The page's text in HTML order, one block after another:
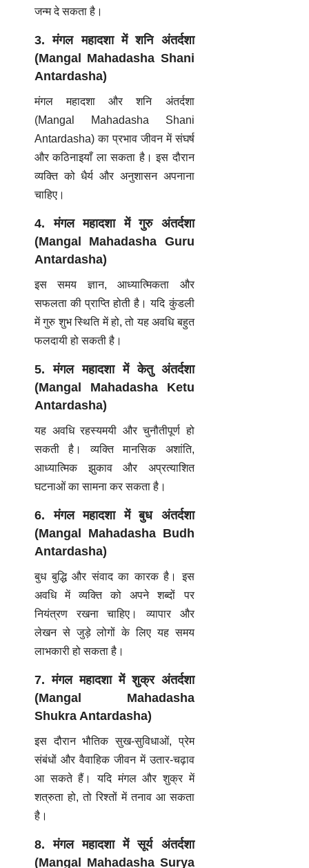
जन्म दे सकता है।
3. मंगल महादशा में शनि अंतर्दशा
(Mangal Mahadasha Shani
Antardasha)
मंगल महादशा और शनि अंतर्दशा
(Mangal Mahadasha Shani
Antardasha) का प्रभाव जीवन में संघर्ष
और कठिनाइयाँ ला सकता है। इस दौरान
व्यक्ति को धैर्य और अनुशासन अपनाना
चाहिए।
4. मंगल महादशा में गुरु अंतर्दशा
(Mangal Mahadasha Guru
Antardasha)
इस समय ज्ञान, आध्यात्मिकता और
सफलता की प्राप्ति होती है। यदि कुंडली
में गुरु शुभ स्थिति में हो, तो यह अवधि बहुत
फलदायी हो सकती है।
5. मंगल महादशा में केतु अंतर्दशा
(Mangal Mahadasha Ketu
Antardasha)
यह अवधि रहस्यमयी और चुनौतीपूर्ण हो
सकती है। व्यक्ति मानसिक अशांति,
आध्यात्मिक झुकाव और अप्रत्याशित
घटनाओं का सामना कर सकता है।
6. मंगल महादशा में बुध अंतर्दशा
(Mangal Mahadasha Budh
Antardasha)
बुध बुद्धि और संवाद का कारक है। इस
अवधि में व्यक्ति को अपने शब्दों पर
नियंत्रण रखना चाहिए। व्यापार और
लेखन से जुड़े लोगों के लिए यह समय
लाभकारी हो सकता है।
7. मंगल महादशा में शुक्र अंतर्दशा
(Mangal Mahadasha
Shukra Antardasha)
इस दौरान भौतिक सुख-सुविधाओं, प्रेम
संबंधों और वैवाहिक जीवन में उतार-चढ़ाव
आ सकते हैं। यदि मंगल और शुक्र में
शत्रुता हो, तो रिश्तों में तनाव आ सकता
है।
8. मंगल महादशा में सूर्य अंतर्दशा
(Mangal Mahadasha Surya